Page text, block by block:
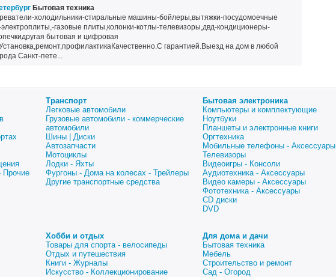
Бытовая техника
холодильники-стиральные машины-бойлеры,вытяжки-посудомоечные
газовые плиты,колонки-котлы-телевизоры,двд-кондиционеры-
бытовая и цифровая
гарантией.Выезд на дом в любой
Санкт-пете...
Прочие
Транспорт
Легковые автомобили
Грузовые автомобили - коммерческие
автомобили
Шины | Диски
Автозапчасти
Мотоциклы
Лодки - Яхты
Фургоны - Дома на колесах - Трейлеры
Другие транспортные средства
Бытовая электроника
Компьютеры и комплектующие
Ноутбуки
Планшеты и электронные книги
Оргтехника
Мобильные телефоны - Аксессуары
Телевизоры
Видеоигры - Консоли
Аудиотехника - Аксессуары
Видео камеры - Аксессуары
Фототехника - Аксессуары
CD диски
DVD
Хобби и отдых
Товары для спорта - велосипеды
Отдых и путешествия
Книги - Журналы
Искусство - Коллекционирование
Для дома и дачи
Бытовая техника
Мебель
Строительство и ремонт
Сад - Огород